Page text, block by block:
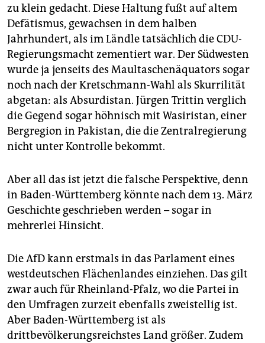
zu klein gedacht. Diese Haltung fußt auf altem
Defätismus, gewachsen in dem halben
Jahrhundert, als im Ländle tatsächlich die CDU-
Regierungsmacht zementiert war. Der Südwesten
wurde ja jenseits des Maultaschenäquators sogar
noch nach der Kretschmann-Wahl als Skurrilität
abgetan: als Absurdistan. Jürgen Trittin verglich
die Gegend sogar höhnisch mit Wasiristan, einer
Bergregion in Pakistan, die die Zentralregierung
nicht unter Kontrolle bekommt.
Aber all das ist jetzt die falsche Perspektive, denn
in Baden-Württemberg könnte nach dem 13. März
Geschichte geschrieben werden – sogar in
mehrerlei Hinsicht.
Die AfD kann erstmals in das Parlament eines
westdeutschen Flächenlandes einziehen. Das gilt
zwar auch für Rheinland-Pfalz, wo die Partei in
den Umfragen zurzeit ebenfalls zweistellig ist.
Aber Baden-Württemberg ist als
drittbevölkerungsreichstes Land größer. Zudem